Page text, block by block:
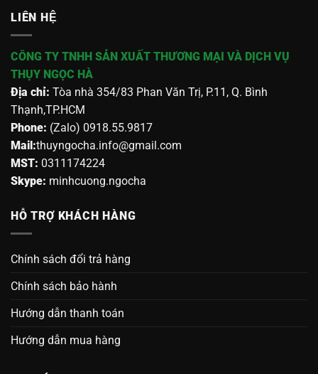
LIÊN HỆ
CÔNG TY TNHH SẢN XUẤT THƯƠNG MẠI VÀ DỊCH VỤ
THỤY NGỌC HÀ
Địa chỉ: Tòa nhà 354/83 Phan Văn Trị, P.11, Q. Bình
Thạnh,TP.HCM
Phone: (Zalo) 0918.55.9817
Mail:thuyngocha.info@gmail.com
MST: 0311174224
Skype: minhcuong.ngocha
HỖ TRỢ KHÁCH HÀNG
Chính sách đổi trả hàng
Chính sách bảo hành
Hướng dẫn thanh toán
Hướng dẫn mua hàng